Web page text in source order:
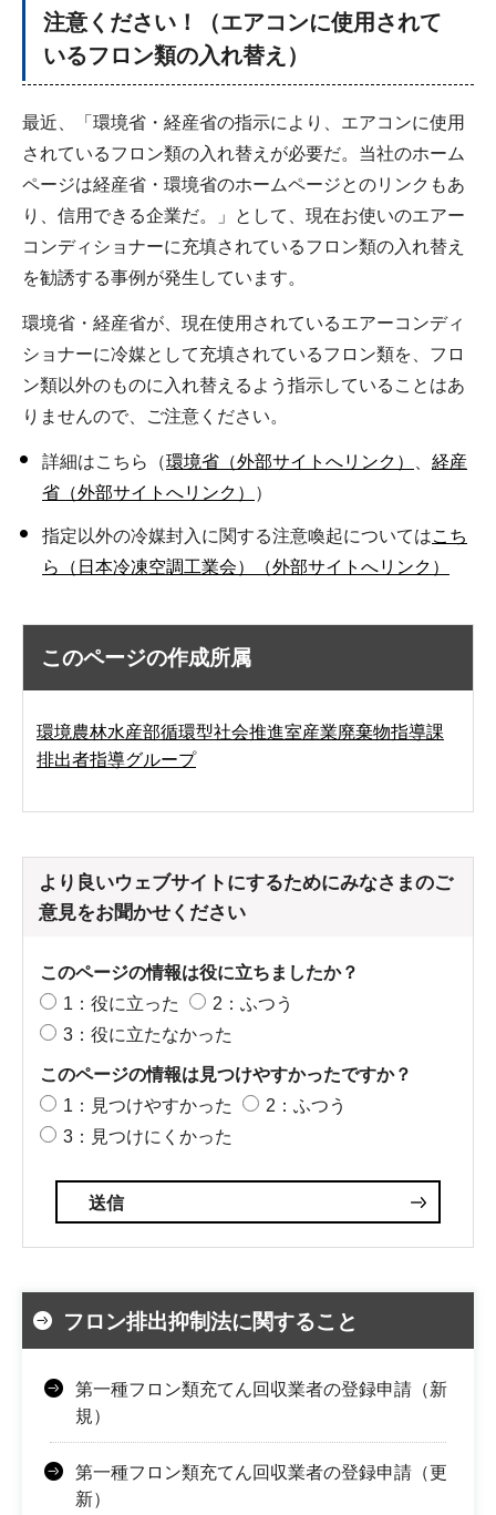
注意ください！（エアコンに使用されて
いるフロン類の入れ替え）
最近、「環境省・経産省の指示により、エアコンに使用
されているフロン類の入れ替えが必要だ。当社のホーム
ページは経産省・環境省のホームページとのリンクもあ
り、信用できる企業だ。」として、現在お使いのエアー
コンディショナーに充填されているフロン類の入れ替え
を勧誘する事例が発生しています。
環境省・経産省が、現在使用されているエアーコンディ
ショナーに冷媒として充填されているフロン類を、フロ
ン類以外のものに入れ替えるよう指示していることはあ
りませんので、ご注意ください。
詳細はこちら（環境省（外部サイトへリンク）
経産
省（外部サイトへリンク）
）
指定以外の冷媒封入に関する注意喚起についてはこち
ら（日本冷凍空調工業会）（外部サイトへリンク）
このページの作成所属
環境農林水産部循環型社会推進室産業廃棄物指導課
排出者指導グループ
より良いウェブサイトにするためにみなさまのご
意見をお聞かせください
このページの情報は役に立ちましたか？
1：役に立った
2：ふつう
3：役に立たなかった
このページの情報は見つけやすかったですか？
1：見つけやすかった
2：ふつう
3：見つけにくかった
フロン排出抑制法に関すること
第一種フロン類充てん回収業者の登録申請（新
規）
第一種フロン類充てん回収業者の登録申請（更
新）